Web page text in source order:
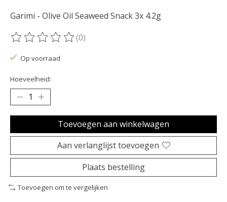
Garimi - Olive Oil Seaweed Snack 3x 4.2g
De beoordeling van dit product is
(0)
Op voorraad
Hoeveelheid:
Toevoegen aan winkelwagen
Aan verlanglijst toevoegen
Plaats bestelling
Toevoegen om te vergelijken